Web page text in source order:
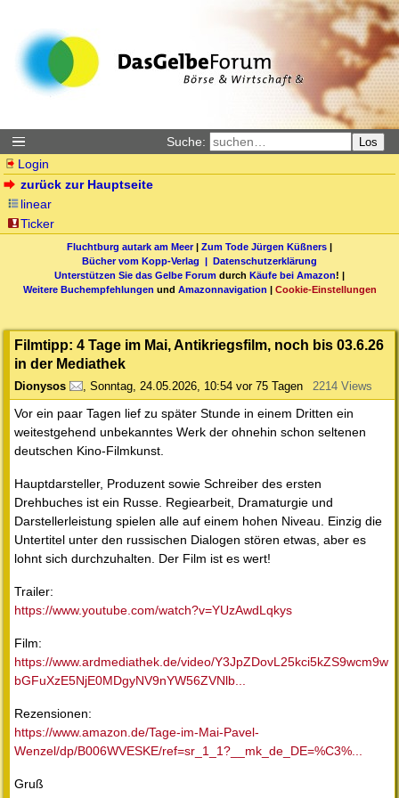
Suche: Los
Login
zurück zur Hauptseite
linear
Ticker
Fluchtburg autark am Meer| Zum Tode Jürgen Küßners |
Bücher vom Kopp-Verlag | Datenschutzerklärung
Unterstützen Sie das Gelbe Forum durch Käufe bei Amazon! |
Weitere Buchempfehlungen und Amazonnavigation | Cookie-Einstellungen
Filmtipp: 4 Tage im Mai, Antikriegsfilm, noch bis 03.6.26
in der Mediathek
Dionysos , Sonntag, 24.05.2026, 10:54 vor 75 Tagen 2214 Views
Vor ein paar Tagen lief zu später Stunde in einem Dritten ein
weitestgehend unbekanntes Werk der ohnehin schon seltenen
deutschen Kino-Filmkunst.
Hauptdarsteller, Produzent sowie Schreiber des ersten
Drehbuches ist ein Russe. Regiearbeit, Dramaturgie und
Darstellerleistung spielen alle auf einem hohen Niveau. Einzig die
Untertitel unter den russischen Dialogen stören etwas, aber es
lohnt sich durchzuhalten. Der Film ist es wert!
Trailer:
https://www.youtube.com/watch?v=YUzAwdLqkys
Film:
https://www.ardmediathek.de/video/Y3JpZDovL25kci5kZS9wcm9w
bGFuXzE5NjE0MDgyNV9nYW56ZVNlb...
Rezensionen:
https://www.amazon.de/Tage-im-Mai-Pavel-
Wenzel/dp/B006WVESKE/ref=sr_1_1?__mk_de_DE=%C3%...
Gruß